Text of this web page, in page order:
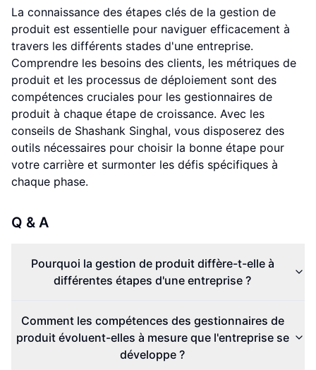
La connaissance des étapes clés de la gestion de
produit est essentielle pour naviguer efficacement à
travers les différents stades d'une entreprise.
Comprendre les besoins des clients, les métriques de
produit et les processus de déploiement sont des
compétences cruciales pour les gestionnaires de
produit à chaque étape de croissance. Avec les
conseils de Shashank Singhal, vous disposerez des
outils nécessaires pour choisir la bonne étape pour
votre carrière et surmonter les défis spécifiques à
chaque phase.
Q & A
Pourquoi la gestion de produit diffère-t-elle à
différentes étapes d'une entreprise ?
Comment les compétences des gestionnaires de
produit évoluent-elles à mesure que l'entreprise se
développe ?